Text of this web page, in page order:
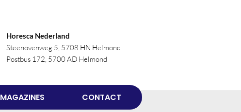
Horesca Nederland
Steenovenweg 5, 5708 HN Helmond
Postbus 172, 5700 AD Helmond
MAGAZINES CONTACT